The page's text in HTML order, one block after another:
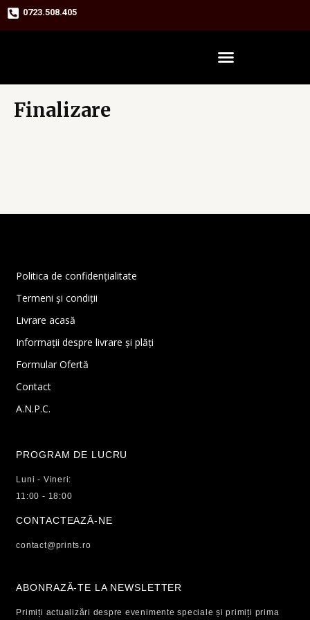
Skip
to
0723.508.405
Finalizare
Politica de confidențialitate
Termeni și condiții
Livrare acasă
Informații despre livrare și plăți
Formular Ofertă
Contact
A.N.P.C.
PROGRAM DE LUCRU
Luni - Vineri:
11:00 - 18:00
CONTACTEAZĂ-NE
contact@prints.ro
ABONRAZĂ-TE LA NEWSLETTER
Primiți actualizări despre evenimente speciale și primiți prima